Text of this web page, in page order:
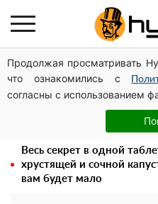
Продолжая просматривать
что ознакомились с
согласны с использованием
Дроны с наценкой:
миллионы оборонного
фирму в Эстонии
Голая Елена Тополя в
отвисать челюсти: слив
Весь секрет в одной
хрустящей и сочной
вам будет мало